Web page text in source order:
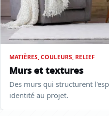
MATIÈRES, COULEURS, RELIEF
Murs et textures
Des murs qui structurent
identité au projet.